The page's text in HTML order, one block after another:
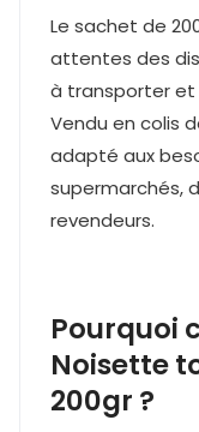
Le sachet de
attentes des
à transporter et
Vendu en colis
adapté aux
supermarchés,
revendeurs.
Pourquoi
Noisette
200gr ?